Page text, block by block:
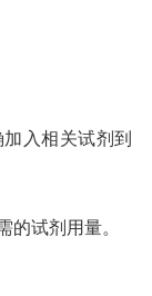
入相关试剂到
试剂用量。